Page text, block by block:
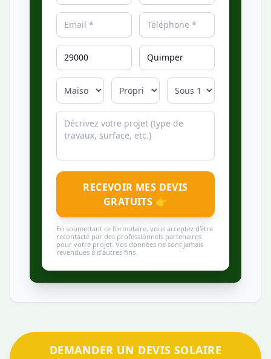
RECEVOIR MES DEVIS
GRATUITS 👉
En soumettant ce formulaire, vous acceptez d'être
recontacté par des professionnels partenaires
pour votre projet. Vos données ne sont jamais
revendues à d'autres fins.
DEMANDER UN DEVIS SOLAIRE